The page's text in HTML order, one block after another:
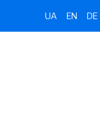
UA EN DE